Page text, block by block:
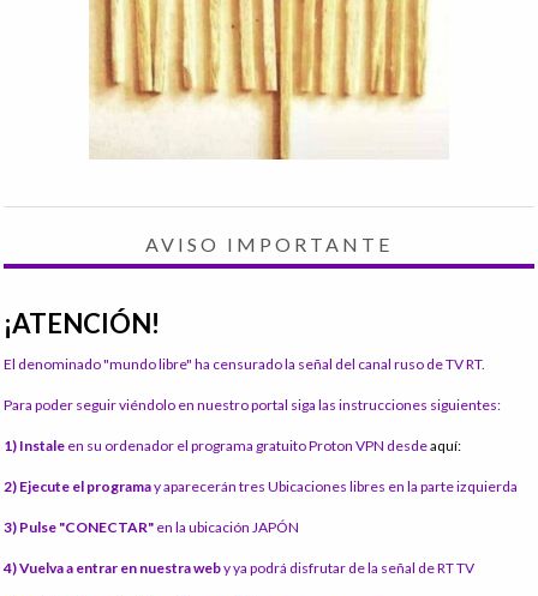
AVISO IMPORTANTE
¡ATENCIÓN!
El denominado "mundo libre" ha censurado la señal del canal ruso de TV RT.
Para poder seguir viéndolo en nuestro portal siga las instrucciones siguientes:
1) Instale en su ordenador el programa gratuito Proton VPN desdeaquí:
2) Ejecute el programay aparecerán tres Ubicaciones libres en la parte izquierda
3) Pulse "CONECTAR" en la ubicación JAPÓN
4) Vuelva a entrar en nuestra weby ya podrá disfrutar de la señal de RT TV